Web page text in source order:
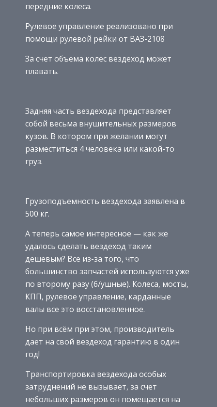
передние колеса.
Рулевое управление реализовано при
помощи рулевой рейки от ВАЗ-2108
За счет объема колес вездеход может
плавать.
Задняя часть вездехода представляет
собой весьма внушительных размеров
кузов. В котором при желании могут
разместиться 4 человека или какой-то
груз.
Грузоподъемность вездехода заявлена в
500 кг.
А теперь самое интересное — как же
удалось сделать вездеход таким
дешевым? Все из-за того, что
большинство запчастей используются уже
по второму разу (б/ушные). Колеса, мосты,
КПП, рулевое управление, карданные
валы все это восстановленное.
Но при всём при этом, производитель
дает на свой вездеход гарантию в один
год!
Транспортировка вездехода особых
затруднений не вызывает, за счет
небольших размеров он помещается на